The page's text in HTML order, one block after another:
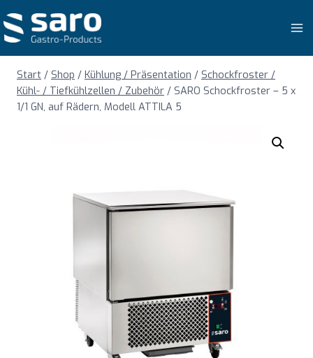
Inhalt
springen
Start / Shop / Kühlung / Präsentation / Schockfroster /
Kühl- / Tiefkühlzellen / Zubehör / SARO Schockfroster – 5 x
1/1 GN, auf Rädern, Modell ATTILA 5